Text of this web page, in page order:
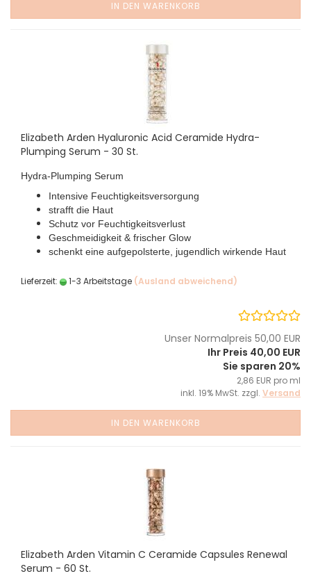
IN DEN WARENKORB
Elizabeth Arden Hyaluronic Acid Ceramide Hydra-
Plumping Serum - 30 St.
Hydra-Plumping Serum
Intensive Feuchtigkeitsversorgung
strafft die Haut
Schutz vor Feuchtigkeitsverlust
Geschmeidigkeit & frischer Glow
schenkt eine aufgepolsterte, jugendlich wirkende Haut
Lieferzeit: 1-3 Arbeitstage (Ausland abweichend)
Unser Normalpreis 50,00 EUR
Ihr Preis 40,00 EUR
Sie sparen 20%
2,86 EUR pro ml
inkl. 19% MwSt. zzgl. Versand
IN DEN WARENKORB
Elizabeth Arden Vitamin C Ceramide Capsules Renewal
Serum - 60 St.